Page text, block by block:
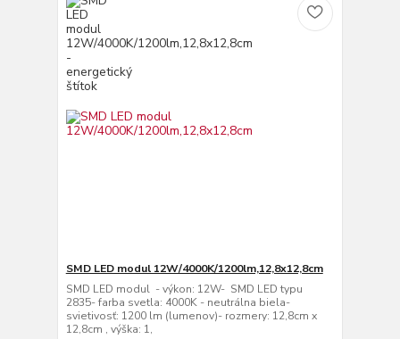
SMD LED modul 12W/4000K/1200lm,12,8x12,8cm
SMD LED modul - výkon: 12W- SMD LED typu
2835- farba svetla: 4000K - neutrálna biela-
svietivosť: 1200 lm (lumenov)- rozmery: 12,8cm x
12,8cm , výška: 1,